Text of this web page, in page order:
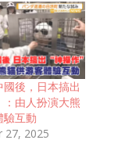
國後，日本搞出
：由人扮演大熊
驗互動
27, 2025